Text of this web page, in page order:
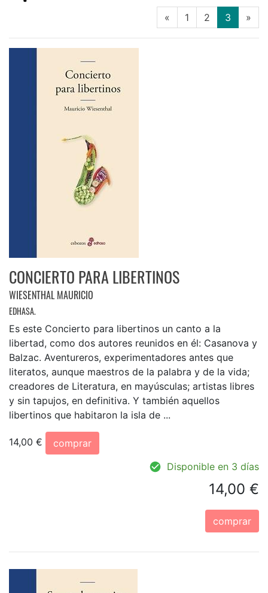
« 1 2 3 »
CONCIERTO PARA LIBERTINOS
WIESENTHAL MAURICIO
EDHASA.
Es este Concierto para libertinos un canto a la
libertad, como dos autores reunidos en él: Casanova y
Balzac. Aventureros, experimentadores antes que
literatos, aunque maestros de la palabra y de la vida;
creadores de Literatura, en mayúsculas; artistas libres
y sin tapujos, en definitiva. Y también aquellos
libertinos que habitaron la isla de ...
14,00 €
comprar
Disponible en 3 días
14,00 €
comprar